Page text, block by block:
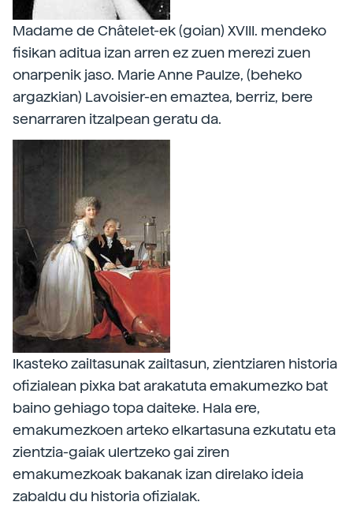
Madame de Châtelet-ek (goian) XVIII. mendeko
fisikan aditua izan arren ez zuen merezi zuen
onarpenik jaso. Marie Anne Paulze, (beheko
argazkian) Lavoisier-en emaztea, berriz, bere
senarraren itzalpean geratu da.
Ikasteko zailtasunak zailtasun, zientziaren historia
ofizialean pixka bat arakatuta emakumezko bat
baino gehiago topa daiteke. Hala ere,
emakumezkoen arteko elkartasuna ezkutatu eta
zientzia-gaiak ulertzeko gai ziren
emakumezkoak bakanak izan direlako ideia
zabaldu du historia ofizialak.